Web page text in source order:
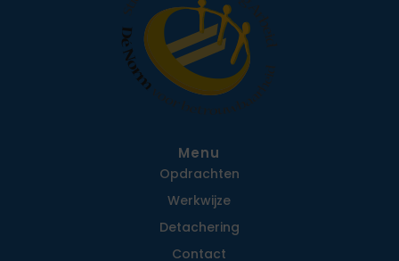
Menu
Opdrachten
Werkwijze
Detachering
Contact